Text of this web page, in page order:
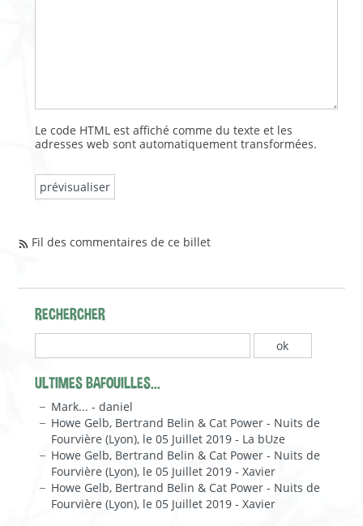
Le code HTML est affiché comme du texte et les
adresses web sont automatiquement transformées.
Fil des commentaires de ce billet
RECHERCHER
ULTIMES BAFOUILLES...
Mark... - daniel
Howe Gelb, Bertrand Belin & Cat Power - Nuits de
Fourvière (Lyon), le 05 Juillet 2019 - La bUze
Howe Gelb, Bertrand Belin & Cat Power - Nuits de
Fourvière (Lyon), le 05 Juillet 2019 - Xavier
Howe Gelb, Bertrand Belin & Cat Power - Nuits de
Fourvière (Lyon), le 05 Juillet 2019 - Xavier